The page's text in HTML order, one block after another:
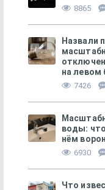
освобождали Воронеж
8865
Назвали
на левом
7426
воды:
нём
6930
Что